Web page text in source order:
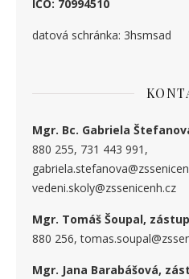
IČO: 70994510
datová schránka: 3hsmsad
Mgr. Bc. Gabriela
880 255, 731 443 991,
vedeni.skoly@zssenicenh.cz
Mgr. Tomáš Šoupal,
880 256,
Mgr. Jana Barabášová,